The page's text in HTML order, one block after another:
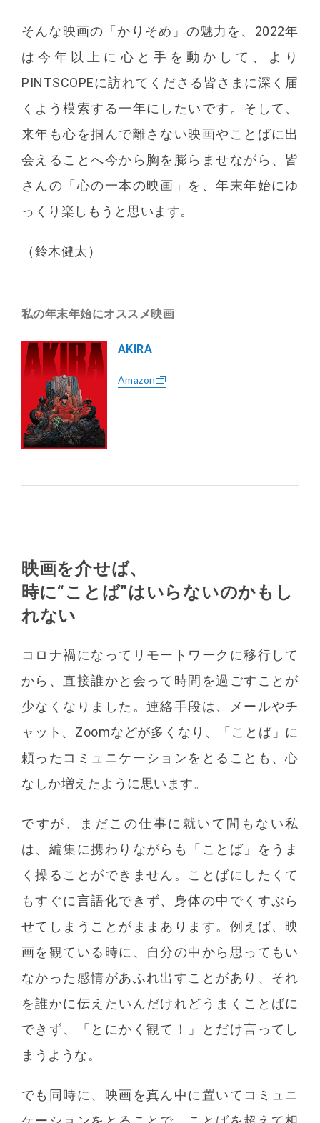
そんな映画の「かりそめ」の魅力を、2022年
は今年以上に心と手を動かして、より
PINTSCOPEに訪れてくださる皆さまに深く届
くよう模索する一年にしたいです。そして、
来年も心を掴んで離さない映画やことばに出
会えることへ今から胸を膨らませながら、皆
さんの「心の一本の映画」を、年末年始にゆ
っくり楽しもうと思います。
（鈴木健太）
私の年末年始にオススメ映画
AKIRA
Amazon
映画を介せば、
時に“ことば”はいらないのかもし
れない
コロナ禍になってリモートワークに移行して
から、直接誰かと会って時間を過ごすことが
少なくなりました。連絡手段は、メールやチ
ャット、Zoomなどが多くなり、「ことば」に
頼ったコミュニケーションをとることも、心
なしか増えたように思います。
ですが、まだこの仕事に就いて間もない私
は、編集に携わりながらも「ことば」をうま
く操ることができません。ことばにしたくて
もすぐに言語化できず、身体の中でくすぶら
せてしまうことがままあります。例えば、映
画を観ている時に、自分の中から思ってもい
なかった感情があふれ出すことがあり、それ
を誰かに伝えたいんだけれどうまくことばに
できず、「とにかく観て！」とだけ言ってし
まうような。
でも同時に、映画を真ん中に置いてコミュニ